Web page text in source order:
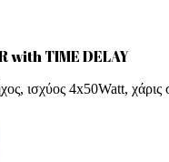
with TIME DELAY
ισχύος 4x50Watt,